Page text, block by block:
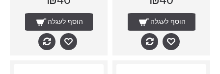
הוסף לעגלה הוסף לעגלה